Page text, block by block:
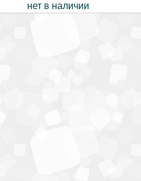
нет в наличии